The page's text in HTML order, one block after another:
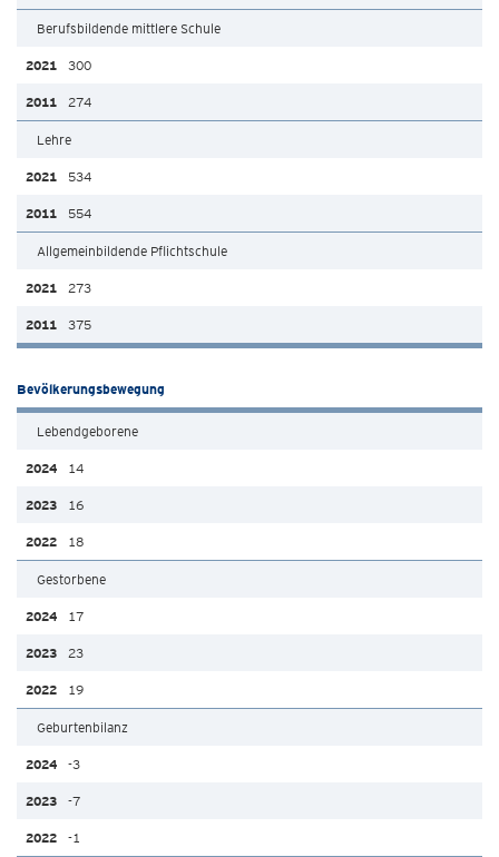
Berufsbildende mittlere Schule
300
274
Lehre
534
554
Allgemeinbildende Pflichtschule
273
375
Bevölkerungsbewegung
Lebendgeborene
14
16
18
Gestorbene
17
23
19
Geburtenbilanz
-3
-7
-1